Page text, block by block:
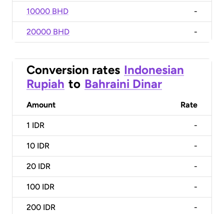
10000 BHD -
20000 BHD -
Conversion rates Indonesian
Rupiah to Bahraini Dinar
Amount Rate
1 IDR -
10 IDR -
20 IDR -
100 IDR -
200 IDR -